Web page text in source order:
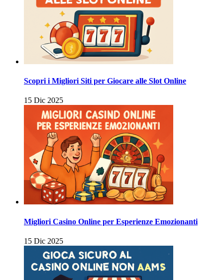
Scopri i Migliori Siti per Giocare alle Slot Online
15 Dic 2025
Migliori Casino Online per Esperienze Emozionanti
15 Dic 2025